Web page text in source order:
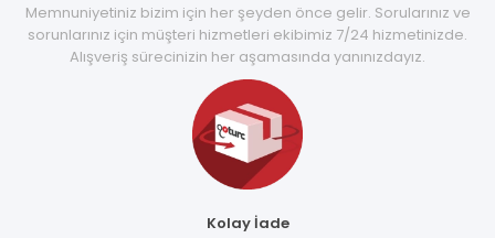
Memnuniyetiniz bizim için her şeyden önce gelir. Sorularınız ve
sorunlarınız için müşteri hizmetleri ekibimiz 7/24 hizmetinizde.
Alışveriş sürecinizin her aşamasında yanınızdayız.
Kolay İade